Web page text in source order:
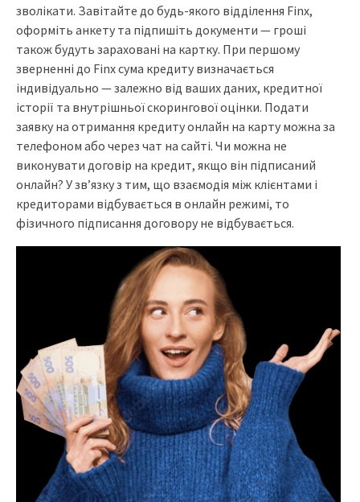
зволікати. Завітайте до будь-якого відділення Finx,
оформіть анкету та підпишіть документи — гроші
також будуть зараховані на картку. При першому
зверненні до Finx сума кредиту визначається
індивідуально — залежно від ваших даних, кредитної
історії та внутрішньої скорингової оцінки. Подати
заявку на отримання кредиту онлайн на карту можна за
телефоном або через чат на сайті. Чи можна не
виконувати договір на кредит, якщо він підписаний
онлайн? У зв’язку з тим, що взаємодія між клієнтами і
кредиторами відбувається в онлайн режимі, то
фізичного підписання договору не відбувається.